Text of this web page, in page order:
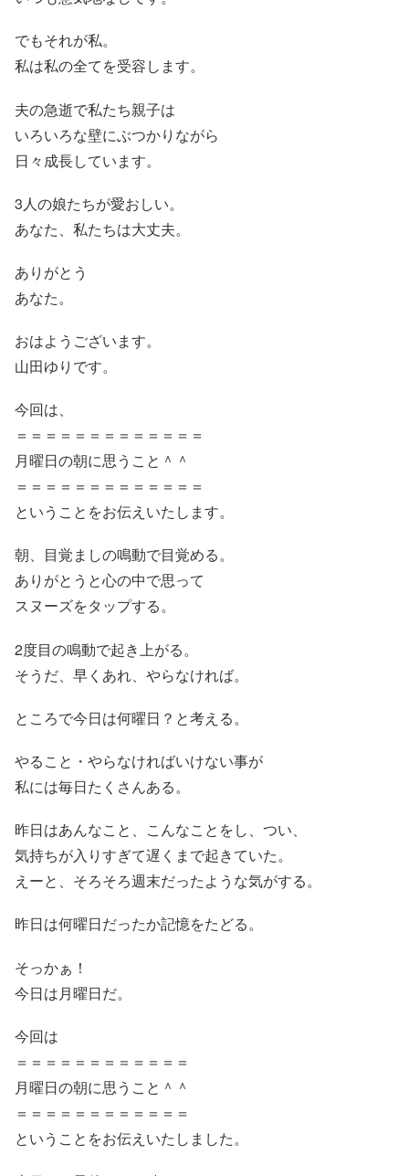
でもそれが私。
私は私の全てを受容します。
夫の急逝で私たち親子は
いろいろな壁にぶつかりながら
日々成長しています。
3人の娘たちが愛おしい。
あなた、私たちは大丈夫。
ありがとう
あなた。
おはようございます。
山田ゆりです。
今回は、
＝＝＝＝＝＝＝＝＝＝＝＝＝
月曜日の朝に思うこと＾＾
＝＝＝＝＝＝＝＝＝＝＝＝＝
ということをお伝えいたします。
朝、目覚ましの鳴動で目覚める。
ありがとうと心の中で思って
スヌーズをタップする。
2度目の鳴動で起き上がる。
そうだ、早くあれ、やらなければ。
ところで今日は何曜日？と考える。
やること・やらなければいけない事が
私には毎日たくさんある。
昨日はあんなこと、こんなことをし、つい、
気持ちが入りすぎて遅くまで起きていた。
えーと、そろそろ週末だったような気がする。
昨日は何曜日だったか記憶をたどる。
そっかぁ！
今日は月曜日だ。
今回は
＝＝＝＝＝＝＝＝＝＝＝＝
月曜日の朝に思うこと＾＾
＝＝＝＝＝＝＝＝＝＝＝＝
ということをお伝えいたしました。